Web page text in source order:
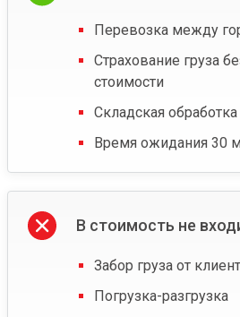
Перевозка между
Страхование груза
стоимости
Складская обработка
Время ожидания 30
В стоимость не
Забор груза от
Погрузка-разгрузка